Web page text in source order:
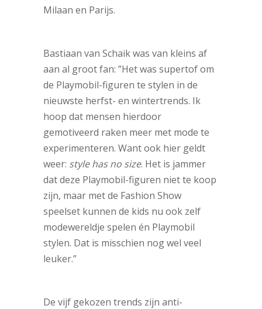
Milaan en Parijs.
Bastiaan van Schaik was van kleins af
aan al groot fan: ”Het was supertof om
de Playmobil-figuren te stylen in de
nieuwste herfst- en wintertrends. Ik
hoop dat mensen hierdoor
gemotiveerd raken meer met mode te
experimenteren. Want ook hier geldt
weer: style has no size. Het is jammer
dat deze Playmobil-figuren niet te koop
zijn, maar met de Fashion Show
speelset kunnen de kids nu ook zelf
modewereldje spelen én Playmobil
stylen. Dat is misschien nog wel veel
leuker.”
De vijf gekozen trends zijn anti-